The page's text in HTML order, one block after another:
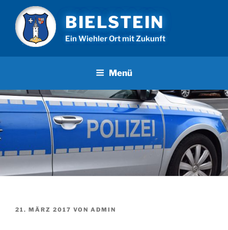
Inhalt
springen
BIELSTEIN
Ein Wiehler Ort mit Zukunft
Menü
VERÖFFENTLICHT
21. MÄRZ 2017 VON ADMIN